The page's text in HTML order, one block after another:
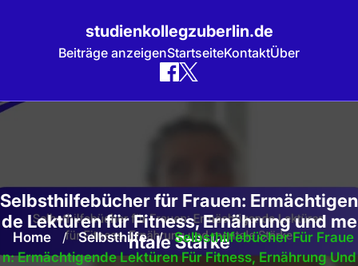
studienkollegzuberlin.de
Beiträge anzeigenStartseiteKontaktÜber
Skip
Selbsthilfebücher für Frauen: Ermächtigen
de Lektüren für Fitness, Ernährung und me
ntale Stärke
Home / Selbsthilfe / Selbsthilfebücher Für Fraue
N: Ermächtigende Lektüren Für Fitness, Ernährung Und